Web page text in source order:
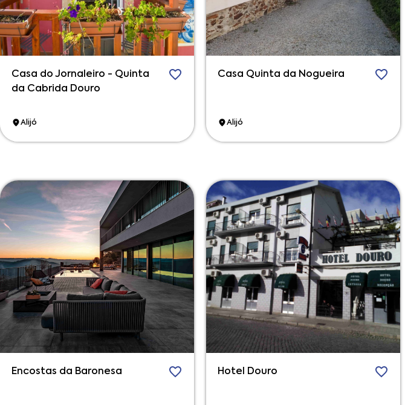
Casa do Jornaleiro - Quinta
da Cabrida Douro
Alijó
Casa Quinta da Nogueira
Alijó
Encostas da Baronesa Hotel Douro